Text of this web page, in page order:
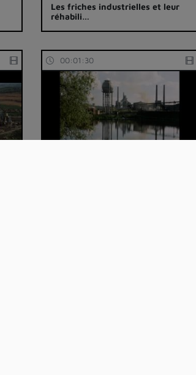
Les friches industrielles et leur
réhabili…
00:01:30